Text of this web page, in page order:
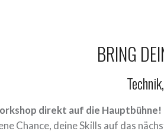
BRING
direkt auf die Hauptbühne!
Chance, deine Skills auf das